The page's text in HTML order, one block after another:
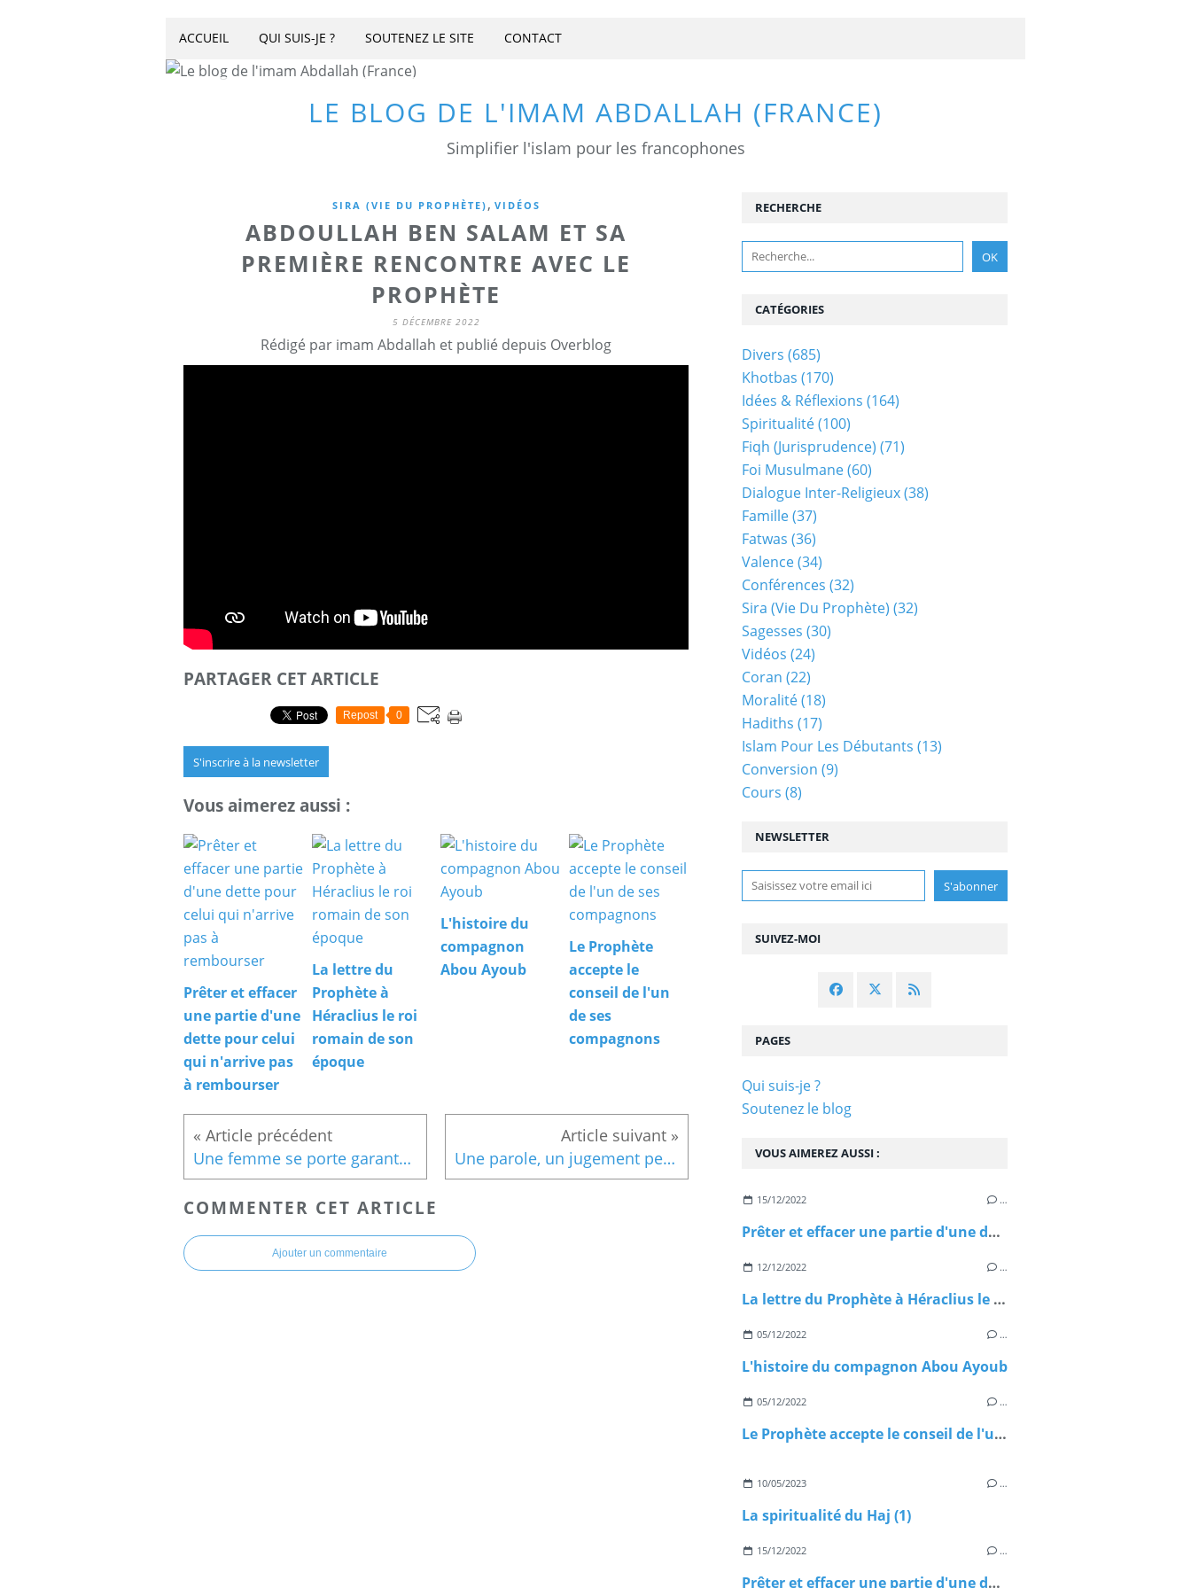
LE BLOG DE L'IMAM ABDALLAH (FRANCE)
Simplifier l'islam pour les francophones
ACCUEIL QUI SUIS-JE ? SOUTENEZ LE SITE CONTACT
SIRA (VIE DU PROPHÈTE) , VIDÉOS
ABDOULLAH BEN SALAM ET SA
PREMIÈRE RENCONTRE AVEC LE
PROPHÈTE
5 DÉCEMBRE 2022
Rédigé par imam Abdallah et publié depuis Overblog
PARTAGER CET ARTICLE
Repost 0
S'inscrire à la newsletter
Vous aimerez aussi :
Prêter et effacer
une partie d'une
dette pour celui
qui n'arrive pas
à rembourser
La lettre du
Prophète à
Héraclius le roi
romain de son
époque
L'histoire du
compagnon
Abou Ayoub
Le Prophète
accepte le
conseil de l'un
de ses
compagnons
Une femme se porte garante pour le prophète sans même le connaitre Une parole, un jugement peut causer notre perte éternelle
COMMENTER CET ARTICLE
Ajouter un commentaire
NEWSLETTER
SUIVEZ-MOI
RECHERCHE
VOUS AIMEREZ AUSSI :
15/12/2022 …
Prêter et effacer une partie d'une dette pour celui qui n'arrive pas à rembourser
12/12/2022 …
La lettre du Prophète à Héraclius le roi romain de son époque
05/12/2022 …
L'histoire du compagnon Abou Ayoub
05/12/2022 …
Le Prophète accepte le conseil de l'un de ses compagnons
10/05/2023 …
La spiritualité du Haj (1)
15/12/2022 …
Prêter et effacer une partie d'une dette pour celui qui n'arrive pas à rembourser
PAGES
Qui suis-je ?
Soutenez le blog
CATÉGORIES
Divers (685)
Khotbas (170)
Idées & Réflexions (164)
Spiritualité(100)
Fiqh (jurisprudence) (71)
Foi Musulmane(60)
Dialogue Inter-Religieux(38)
Famille(37)
Fatwas (36)
Valence(34)
Conférences (32)
Sira (vie Du Prophète) (32)
Sagesses (30)
Vidéos (24)
Coran (22)
Moralité(18)
Hadiths (17)
Islam Pour Les Débutants (13)
Conversion (9)
Cours (8)